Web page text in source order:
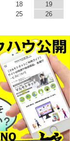
18
19
25
26